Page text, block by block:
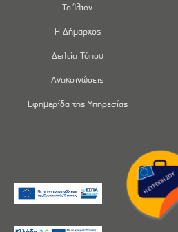
Το Ίλιον
Η Δήμαρχος
Δελτία Τύπου
Ανακοινώσεις
Εφημερίδα της Υπηρεσίας